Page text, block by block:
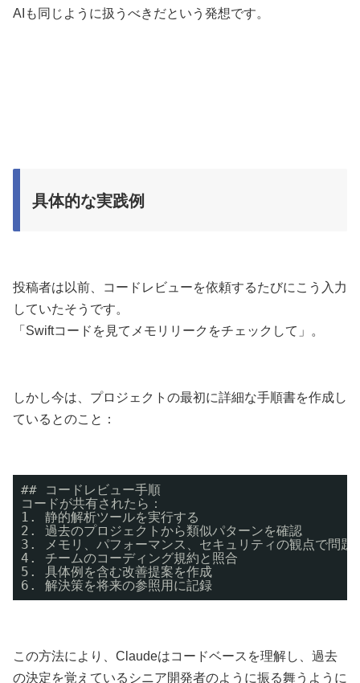
AIも同じように扱うべきだという発想です。
具体的な実践例
投稿者は以前、コードレビューを依頼するたびにこう入力
していたそうです。
「Swiftコードを見てメモリリークをチェックして」。
しかし今は、プロジェクトの最初に詳細な手順書を作成し
ているとのこと：
## コードレビュー手順
コードが共有されたら：
1. 静的解析ツールを実行する
2. 過去のプロジェクトから類似パターンを確認
3. メモリ、パフォーマンス、セキュリティの観点で問題
4. チームのコーディング規約と照合
5. 具体例を含む改善提案を作成
6. 解決策を将来の参照用に記録
この方法により、Claudeはコードベースを理解し、過去
の決定を覚えているシニア開発者のように振る舞うように